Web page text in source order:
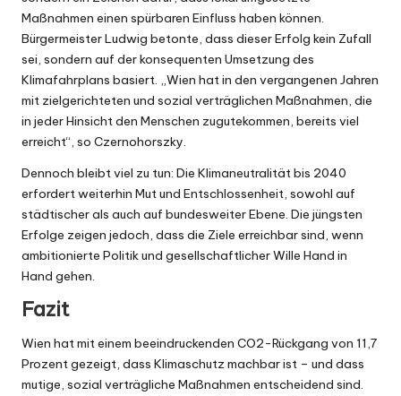
Maßnahmen einen spürbaren Einfluss haben können.
Bürgermeister Ludwig betonte, dass dieser Erfolg kein Zufall
sei, sondern auf der konsequenten Umsetzung des
Klimafahrplans basiert. „Wien hat in den vergangenen Jahren
mit zielgerichteten und sozial verträglichen Maßnahmen, die
in jeder Hinsicht den Menschen zugutekommen, bereits viel
erreicht“, so Czernohorszky.
Dennoch bleibt viel zu tun: Die Klimaneutralität bis 2040
erfordert weiterhin Mut und Entschlossenheit, sowohl auf
städtischer als auch auf bundesweiter Ebene. Die jüngsten
Erfolge zeigen jedoch, dass die Ziele erreichbar sind, wenn
ambitionierte Politik und gesellschaftlicher Wille Hand in
Hand gehen.
Fazit
Wien hat mit einem beeindruckenden CO2-Rückgang von 11,7
Prozent gezeigt, dass Klimaschutz machbar ist – und dass
mutige, sozial verträgliche Maßnahmen entscheidend sind.